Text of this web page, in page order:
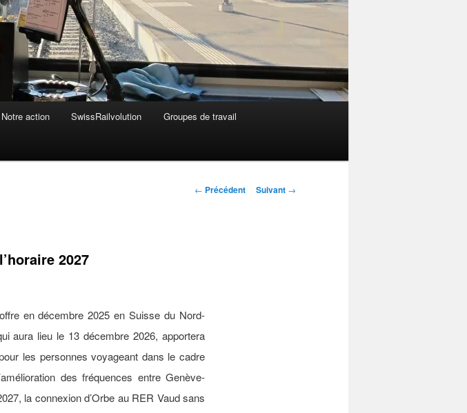
Notre action SwissRailvolution Groupes de travail
Navigation
← Précédent Suivant →
2027
en décembre 2025 en Suisse du Nord-
aura lieu le 13 décembre 2026, apportera
les personnes voyageant dans le cadre
des fréquences entre Genève-
la connexion d’Orbe au RER Vaud sans